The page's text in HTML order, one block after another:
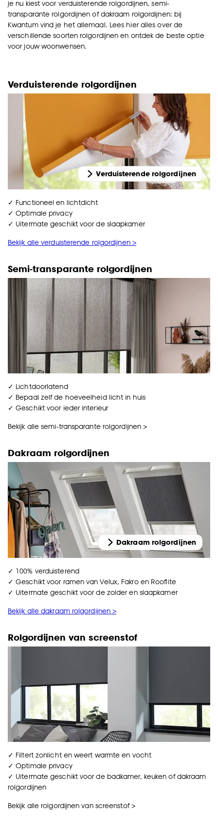
je nu kiest voor verduisterende rolgordijnen, semi-
transparante rolgordijnen of dakraam rolgordijnen: bij
Kwantum vind je het allemaal. Lees hier alles over de
verschillende soorten rolgordijnen en ontdek de beste optie
voor jouw woonwensen.
Verduisterende rolgordijnen
Verduisterende rolgordijnen
✓ Functioneel en lichtdicht
✓ Optimale privacy
✓ Uitermate geschikt voor de slaapkamer
Bekijk alle verduisterende rolgordijnen >
Semi-transparante rolgordijnen
✓ Lichtdoorlatend
✓ Bepaal zelf de hoeveelheid licht in huis
✓ Geschikt voor ieder interieur
Bekijk alle semi-transparante rolgordijnen >
Dakraam rolgordijnen
Dakraam rolgordijnen
✓ 100% verduisterend
✓ Geschikt voor ramen van Velux, Fakro en Rooflite
✓ Uitermate geschikt voor de zolder en slaapkamer
Bekijk alle dakraam rolgordijnen >
Rolgordijnen van screenstof
✓ Filtert zonlicht en weert warmte en vocht
✓ Optimale privacy
✓ Uitermate geschikt voor de badkamer, keuken of dakraam
rolgordijnen
Bekijk alle rolgordijnen van screenstof >